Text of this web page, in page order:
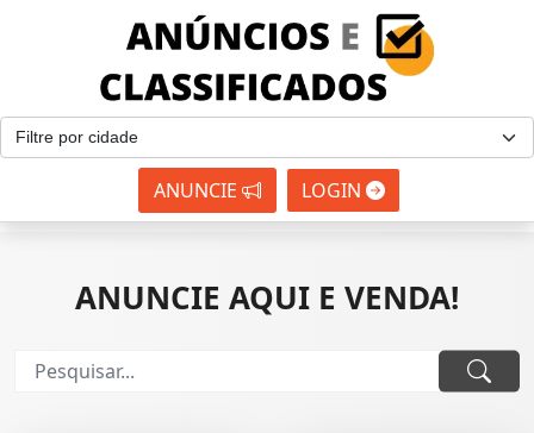
ANUNCIE LOGIN
ANUNCIE AQUI E VENDA!